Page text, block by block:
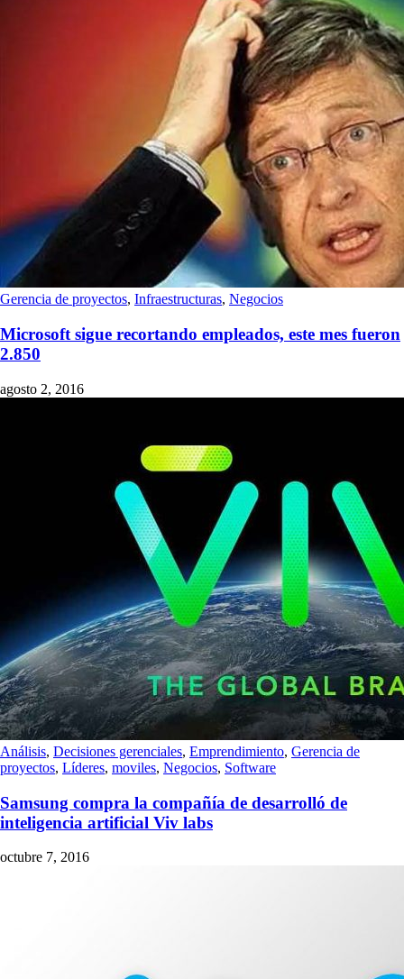
Gerencia de proyectos, Infraestructuras, Negocios
Microsoft sigue recortando empleados, este mes fueron
2.850
agosto 2, 2016
Análisis, Decisiones gerenciales, Emprendimiento, Gerencia de
proyectos, Líderes, moviles, Negocios, Software
Samsung compra la compañía de desarrolló de
inteligencia artificial Viv labs
octubre 7, 2016